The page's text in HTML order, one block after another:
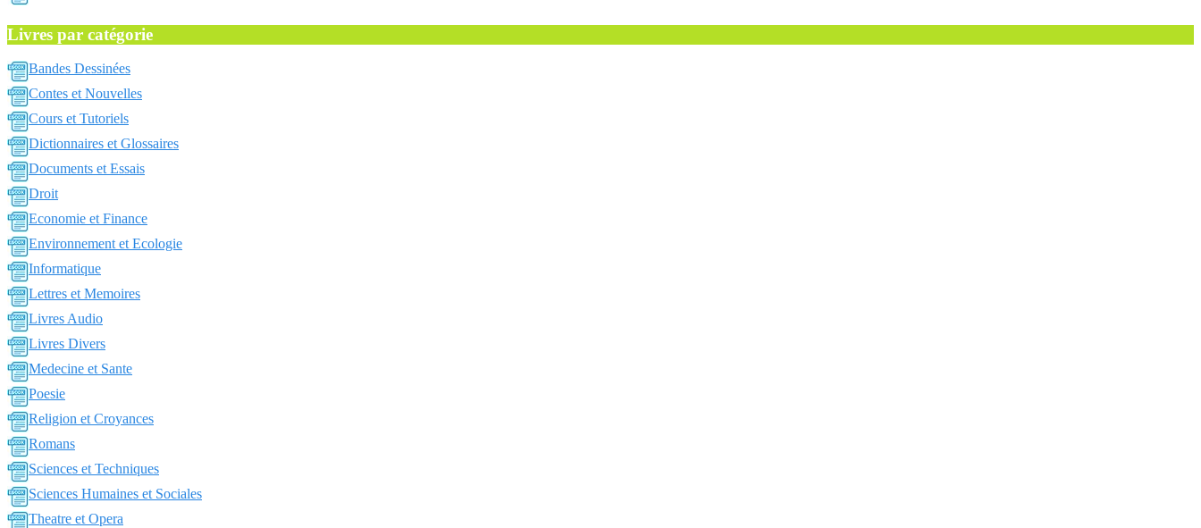
Livres par catégorie
Bandes Dessinées
Contes et Nouvelles
Cours et Tutoriels
Dictionnaires et Glossaires
Documents et Essais
Droit
Economie et Finance
Environnement et Ecologie
Informatique
Lettres et Memoires
Livres Audio
Livres Divers
Medecine et Sante
Poesie
Religion et Croyances
Romans
Sciences et Techniques
Sciences Humaines et Sociales
Theatre et Opera